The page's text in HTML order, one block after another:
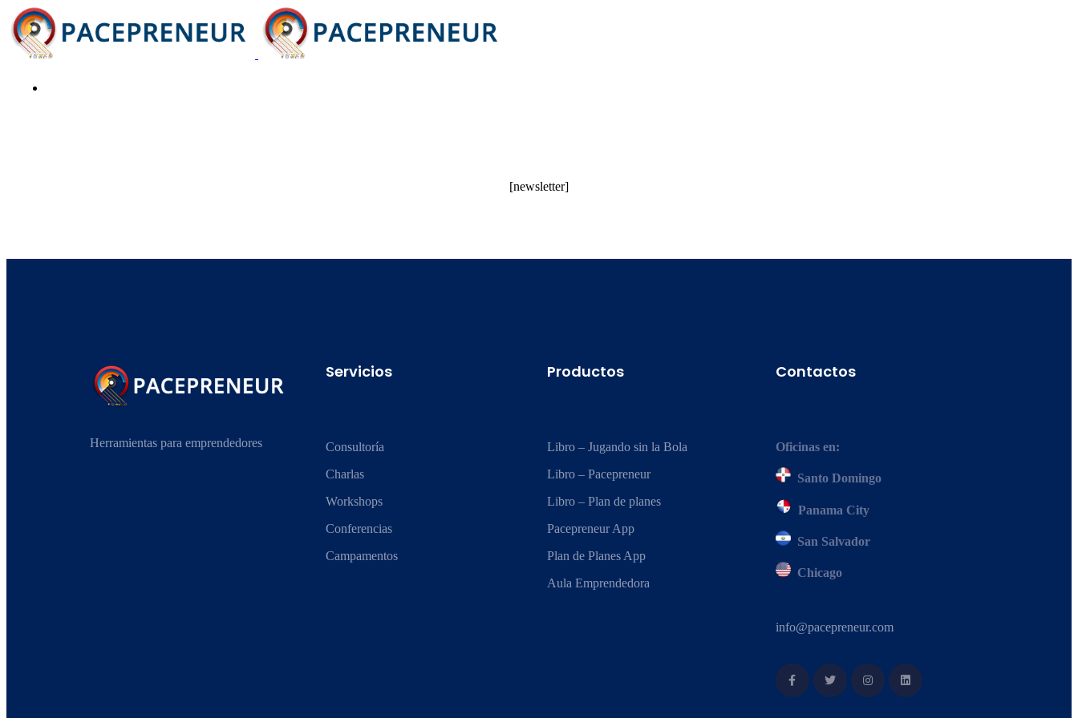
[newsletter]
Herramientas para emprendedores
Servicios
Consultoría
Charlas
Workshops
Conferencias
Campamentos
Productos
Libro – Jugando sin la Bola
Libro – Pacepreneur
Libro – Plan de planes
Pacepreneur App
Plan de Planes App
Aula Emprendedora
Contactos
Oficinas en:
Santo Domingo
Panama City
San Salvador
Chicago
info@pacepreneur.com